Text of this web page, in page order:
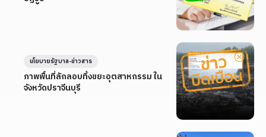
ภาพพื้นที่ลักลอบทิ้งขยะอุตสาหกรรม ใน
จังหวัดปราจีนบุรี
นโยบายรัฐบาล-ข่าวสาร